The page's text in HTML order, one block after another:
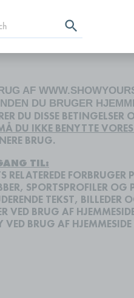
AF
DU BRUGER
DU DISSE
DU IKKE BENYTTE
BRUG.
TIL:
FORBRUGER
SPORTSPROFILER OG
TEKST, BILLEDER
VED BRUG AF
BRUG AF